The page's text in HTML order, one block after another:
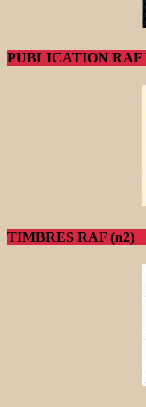
PUBLICATION RAF
TIMBRES RAF (n2)